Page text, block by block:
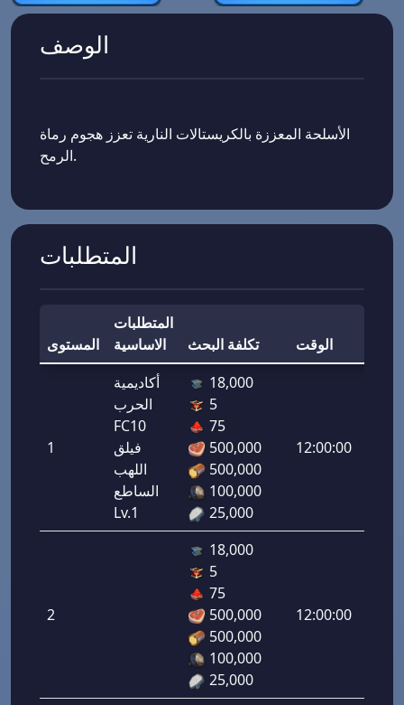
الوصف
الأسلحة المعززة بالكريستالات النارية تعزز هجوم رماة
الرمح.
المتطلبات
المستوى
المتطلبات
الاساسية
تكلفة البحث الوقت
1
أكاديمية
الحرب
FC10
فيلق
اللهب
الساطع
Lv.1
18,000
5
75
500,000
500,000
100,000
25,000
12:00:00
2
18,000
5
75
500,000
500,000
100,000
25,000
12:00:00